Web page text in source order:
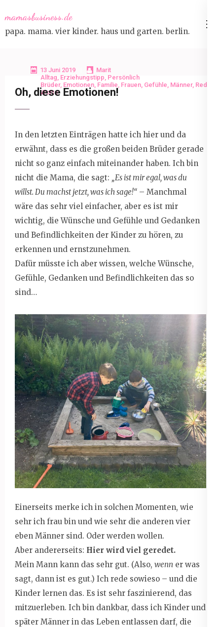
to
content
mamasbusiness.de
papa. mama. vier kinder. haus und garten. berlin.
13 Juni 2019
Marit
Alltag, Erziehungstipp, Persönlich
Brüder, Emotionen, Familie, Frauen, Gefühle, Männer, Reden
Worte
Oh, diese Emotionen!
In den letzten Einträgen hatte ich hier und da
erwähnt, dass es die großen beiden Brüder gerade
nicht so ganz einfach miteinander haben. Ich bin
nicht die Mama, die sagt: „Es ist mir egal, was du
willst. Du machst jetzt, was ich sage!“ – Manchmal
wäre das sehr viel einfacher, aber es ist mir
wichtig, die Wünsche und Gefühle und Gedanken
und Befindlichkeiten der Kinder zu hören, zu
erkennen und ernstzunehmen.
Dafür müsste ich aber wissen, welche Wünsche,
Gefühle, Gedanken und Befindlichkeiten das so
sind…
Einerseits merke ich in solchen Momenten, wie
sehr ich frau bin und wie sehr die anderen vier
eben Männer sind. Oder werden wollen.
Aber andererseits: Hier wird viel geredet.
Mein Mann kann das sehr gut. (Also, wenn er was
sagt, dann ist es gut.) Ich rede sowieso – und die
Kinder lernen das. Es ist sehr faszinierend, das
mitzuerleben. Ich bin dankbar, dass ich Kinder und
später Männer in das Leben entlassen darf, die